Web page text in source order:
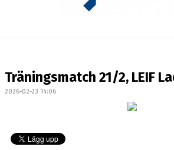
FÖRENINGEN
DOKUMENT
Träningsmatch 21/2, LEIF
2026-02-23 14:06